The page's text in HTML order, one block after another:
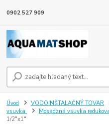
0902 527 909
Úvod VODOINŠTALAČNÝ TOVAR
vsuvka
Mosadzná vsuvka
1/2"x1"